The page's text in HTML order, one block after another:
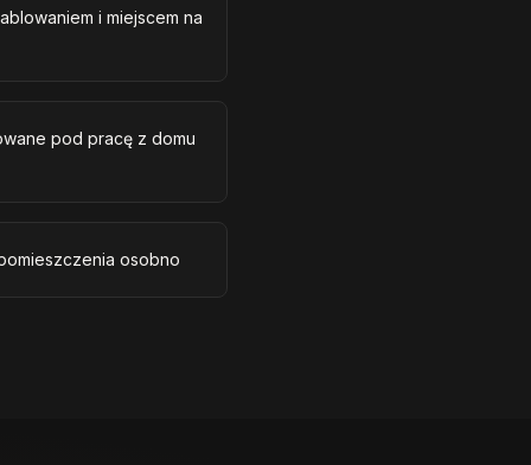
i miejscem na
pod pracę z domu
osobno